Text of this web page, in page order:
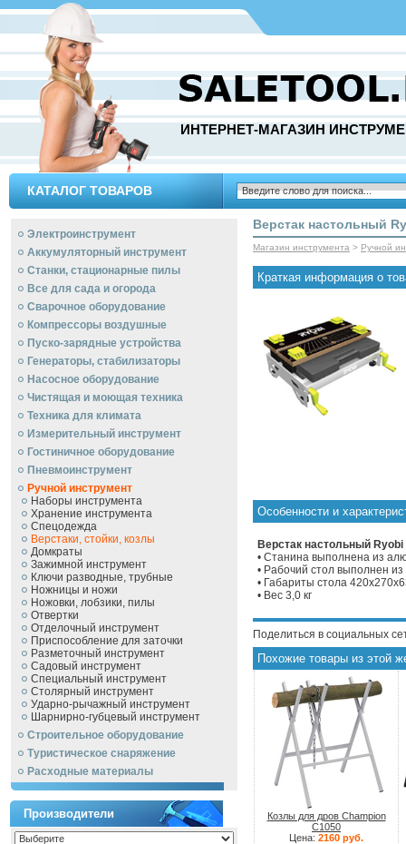
ИНТЕРНЕТ-МАГАЗИН
КАТАЛОГ ТОВАРОВ
Электроинструмент
Аккумуляторный инструмент
Станки, стационарные пилы
Все для сада и огорода
Сварочное оборудование
Компрессоры воздушные
Пуско-зарядные устройства
Генераторы, стабилизаторы
Насосное оборудование
Чистящая и моющая техника
Техника для климата
Измерительный инструмент
Гостиничное оборудование
Пневмоинструмент
Ручной инcтрумент
Наборы инструмента
Хранение инструмента
Спецодежда
Верстаки, стойки, козлы
Домкраты
Зажимной инструмент
Ключи разводные, трубные
Ножницы и ножи
Ножовки, лобзики, пилы
Отвертки
Отделочный инструмент
Приспособление для заточки
Разметочный инструмент
Садовый инструмент
Специальный инструмент
Столярный инструмент
Ударно-рычажный инструмент
Шарнирно-губцевый инструмент
Строительное оборудование
Туристическое снаряжение
Расходные материалы
Производители
Верстак настольный
Магазин инструмента > Ручной
Краткая информация о
Особенности и
Верстак настольный
• Станина выполнена из
• Рабочий стол выполнен
• Габариты стола
• Вес 3,0 кг
Поделиться в социальных
Похожие товары из этой
Козлы для дров Champion
C1050
Цена: 2160 руб.